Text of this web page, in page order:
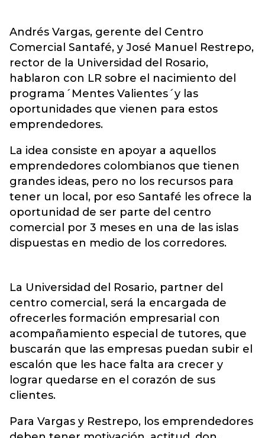
Andrés Vargas, gerente del Centro
Comercial Santafé, y José Manuel Restrepo,
rector de la Universidad del Rosario,
hablaron con LR sobre el nacimiento del
programa´Mentes Valientes´y las
oportunidades que vienen para estos
emprendedores.
La idea consiste en apoyar a aquellos
emprendedores colombianos que tienen
grandes ideas, pero no los recursos para
tener un local, por eso Santafé les ofrece la
oportunidad de ser parte del centro
comercial por 3 meses en una de las islas
dispuestas en medio de los corredores.
La Universidad del Rosario, partner del
centro comercial, será la encargada de
ofrecerles formación empresarial con
acompañamiento especial de tutores, que
buscarán que las empresas puedan subir el
escalón que les hace falta ara crecer y
lograr quedarse en el corazón de sus
clientes.
Para Vargas y Restrepo, los emprendedores